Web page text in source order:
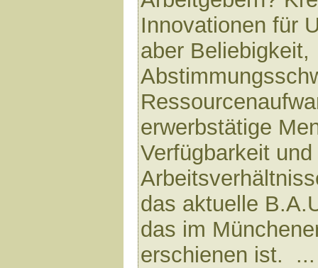
Innovationen für
aber Beliebigkeit,
erwerbstätige
Verfügbarkeit
das aktuelle
das im
erschienen ist.